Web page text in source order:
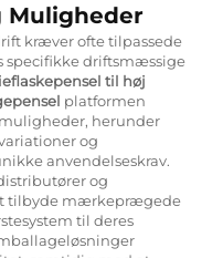
Muligheder
kræver ofte tilpassede
specifikke driftsmæssige
til høj
platformen
herunder
og
anvendelseskrav.
og
tilbyde mærkeprægede
til deres